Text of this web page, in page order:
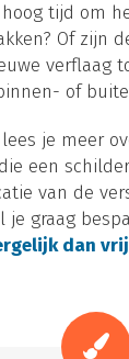
tijd om
Of zijn
verflaag
of
je meer
een
van de
je graag
dan